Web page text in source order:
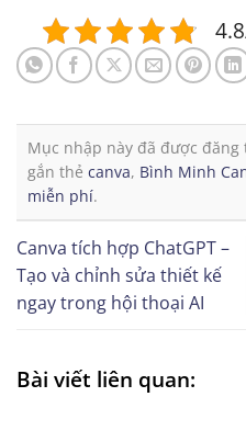
Mục nhập này đã được đăng
gắn thẻ canva, Bình Minh
miễn phí.
Canva tích hợp ChatGPT –
Tạo và chỉnh sửa thiết kế
ngay trong hội thoại AI
Bài viết liên quan: